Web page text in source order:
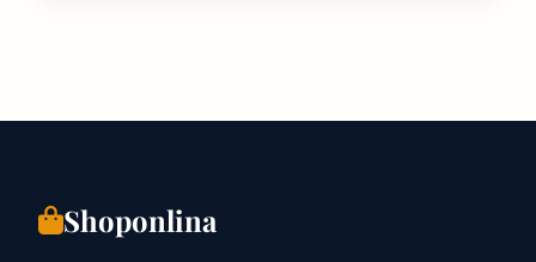
2026
Shoponlina